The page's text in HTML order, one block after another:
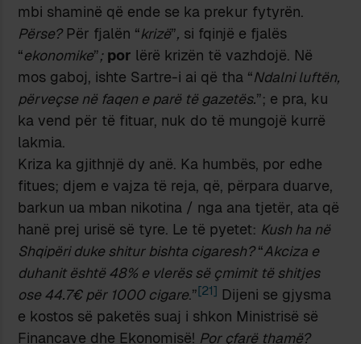
mbi shaminë që ende se ka prekur fytyrën.
Përse?Për fjalën “krizë”, si fqinjë e fjalës
“ekonomike”; por lërë krizën të vazhdojë. Në
mos gaboj, ishte Sartre-i ai që tha “Ndalni luftën,
përveçse në faqen e parë të gazetës.”; e pra, ku
ka vend për të fituar, nuk do të mungojë kurrë
lakmia.
Kriza ka gjithnjë dy anë. Ka humbës, por edhe
fitues; djem e vajza të reja, që, përpara duarve,
barkun ua mban nikotina / nga ana tjetër, ata që
hanë prej urisë së tyre. Le të pyetet: Kush ha në
Shqipëri duke shitur bishta cigaresh?“Akciza e
duhanit është 48% e vlerës së çmimit të shitjes
ose 44.7€ për 1000 cigare.”[21] Dijeni se gjysma
e kostos së paketës suaj i shkon Ministrisë së
Financave dhe Ekonomisë! Por çfarë thamë?